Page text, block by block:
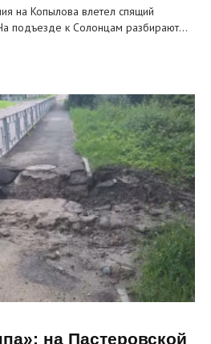
на Копылова влетел спящий
подъезде к Солонцам разбирают…
на Пастеровской